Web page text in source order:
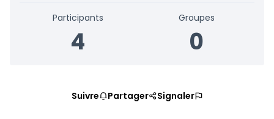
Participants
4
Groupes
0
Suivre Partager Signaler